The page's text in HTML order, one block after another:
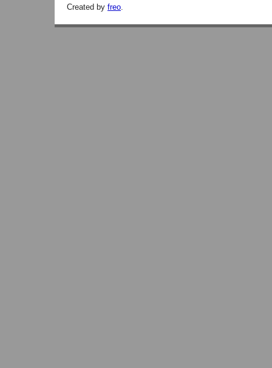
Created by freo.